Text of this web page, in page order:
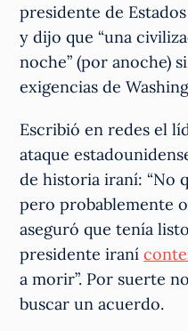
presidente de
y dijo que “una
noche” (por anoche)
exigencias de
Escribió en redes el
ataque
de historia iraní: “No
pero probablemente
aseguró que tenía
presidente iraní
a morir”. Por suerte
buscar un acuerdo.